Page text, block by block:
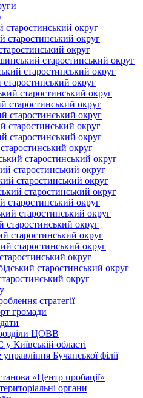
старостинський округ
старостинський округ
округ
старостинський округ
старостинський округ
старостинський округ
старостинський округ
старостинський округ
старостинський округ
старостинський округ
старостинський округ
округ
старостинський округ
старостинський округ
старостинський округ
старостинський округ
старостинський округ
старостинський округ
старостинський округ
старостинський округ
старостинський округ
округ
старостинський округ
округ
стратегії
громади
ЦОВВ
Київській області
Бучанської філії
«Центр пробації»
органи